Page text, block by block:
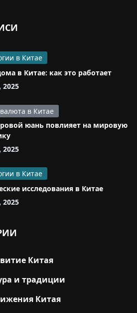
в Китае
в Китае: как это работает
в Китае
юань повлияет на мировую
в Китае
исследования в Китае
Китая
и традиции
Китая